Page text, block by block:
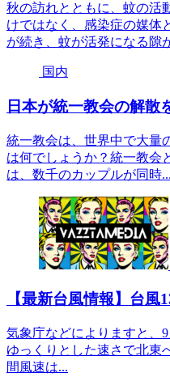
秋の訪れとともに、蚊の活
けではなく、感染症の媒体
が続き、蚊が活発になる隙
国内
日本が統一教会の解散
統一教会は、世界中で大量
は何でしょうか？統一教会
は、数千のカップルが同時...
【最新台風情報】台
気象庁などによりますと、
ゆっくりとした速さで北東
間風速は...